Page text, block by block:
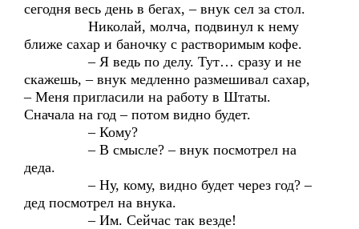
сегодня весь день в бегах, – внук сел за стол.
Николай, молча, подвинул к нему
ближе сахар и баночку с растворимым кофе.
– Я ведь по делу. Тут… сразу и не
скажешь, – внук медленно размешивал сахар,
– Меня пригласили на работу в Штаты.
Сначала на год – потом видно будет.
– Кому?
– В смысле? – внук посмотрел на
деда.
– Ну, кому, видно будет через год? –
дед посмотрел на внука.
– Им. Сейчас так везде!